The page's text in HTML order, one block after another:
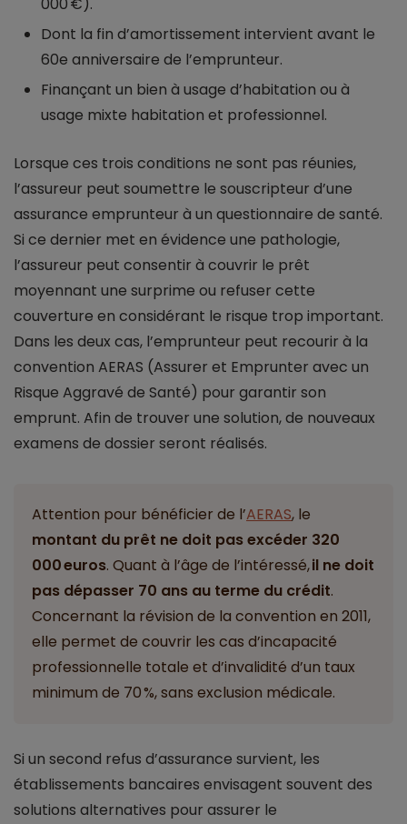
000 €).
Dont la fin d’amortissement intervient avant le
60e anniversaire de l’emprunteur.
Finançant un bien à usage d’habitation ou à
usage mixte habitation et professionnel.
Lorsque ces trois conditions ne sont pas réunies,
l’assureur peut soumettre le souscripteur d’une
assurance emprunteur à un questionnaire de santé.
Si ce dernier met en évidence une pathologie,
l’assureur peut consentir à couvrir le prêt
moyennant une surprime ou refuser cette
couverture en considérant le risque trop important.
Dans les deux cas, l’emprunteur peut recourir à la
convention AERAS (Assurer et Emprunter avec un
Risque Aggravé de Santé) pour garantir son
emprunt. Afin de trouver une solution, de nouveaux
examens de dossier seront réalisés.
Attention pour bénéficier de l’AERAS, le
montant du prêt ne doit pas excéder 320
000 euros. Quant à l’âge de l’intéressé,il ne doit
pas dépasser 70 ans au terme du crédit.
Concernant la révision de la convention en 2011,
elle permet de couvrir les cas d’incapacité
professionnelle totale et d’invalidité d’un taux
minimum de 70 %, sans exclusion médicale.
Si un second refus d’assurance survient, les
établissements bancaires envisagent souvent des
solutions alternatives pour assurer le